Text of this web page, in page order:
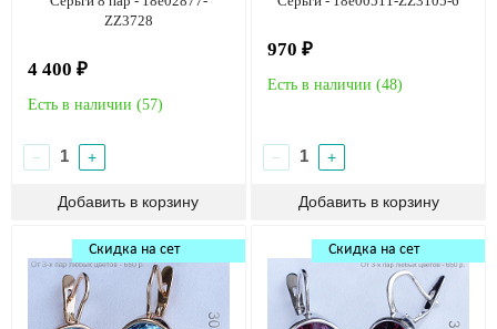
ZZ3728
4 400 ₽
Есть в наличии (57)
− +
970 ₽
Есть в наличии (48)
− +
Скидка на сет Скидка на сет